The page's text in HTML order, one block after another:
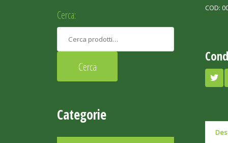
Cerca:
Categorie
COD: